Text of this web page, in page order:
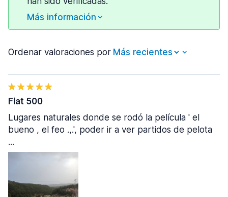
Más información
Ordenar valoraciones por
Fiat 500
Lugares naturales donde se rodó la película ' el
bueno , el feo .,.', poder ir a ver partidos de pelota
...